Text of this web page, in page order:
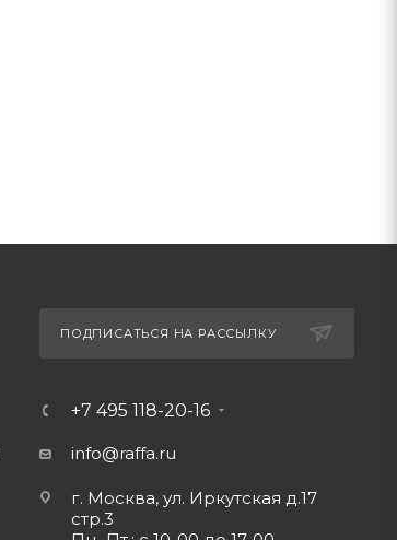
ПОДПИСАТЬСЯ НА РАССЫЛКУ
+7 495 118-20-16
info@raffa.ru
г. Москва, ул. Иркутская д.17
стр.3